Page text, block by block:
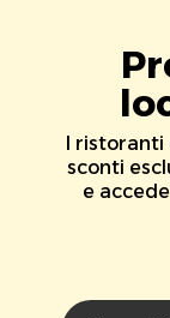
I ristoranti
sconti
e